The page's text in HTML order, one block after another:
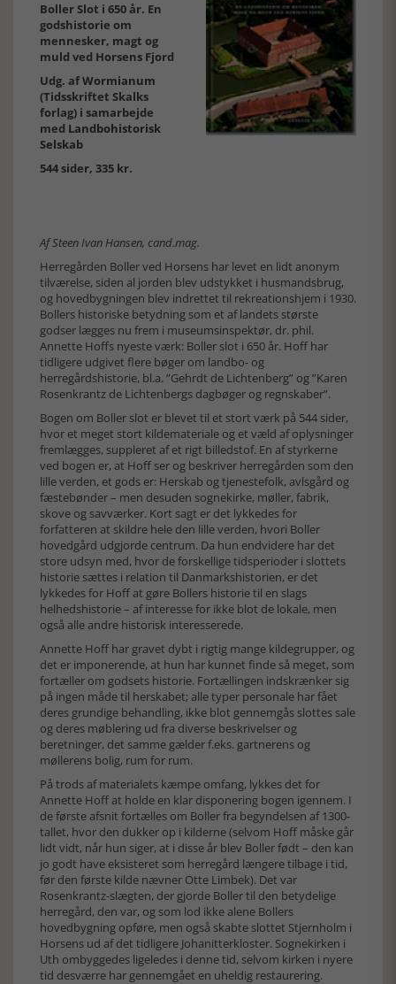
Boller Slot i 650 år. En
godshistorie om
mennesker, magt og
muld ved Horsens Fjord
Udg. afWormianum
(Tidsskriftet Skalks
forlag) i samarbejde
med Landbohistorisk
Selskab
544 sider, 335 kr.
Af Steen Ivan Hansen, cand.mag.
Herregården Boller ved Horsens har levet en lidt anonym
tilværelse, siden al jorden blev udstykket i husmandsbrug,
og hovedbygningen blev indrettet til rekreationshjem i 1930.
Bollers historiske betydning som et af landets største
godser lægges nu frem i museumsinspektør, dr. phil.
Annette Hoffs nyeste værk: Boller slot i 650 år. Hoff har
tidligere udgivet flere bøger om landbo- og
herregårdshistorie, bl.a. ”Gehrdt de Lichtenberg” og ”Karen
Rosenkrantz de Lichtenbergs dagbøger og regnskaber”.
Bogen om Boller slot er blevet til et stort værk på 544 sider,
hvor et meget stort kildemateriale og et væld af oplysninger
fremlægges, suppleret af et rigt billedstof. En af styrkerne
ved bogen er, at Hoff ser og beskriver herregården som den
lille verden, et gods er: Herskab og tjenestefolk, avlsgård og
fæstebønder – men desuden sognekirke, møller, fabrik,
skove og savværker. Kort sagt er det lykkedes for
forfatteren at skildre hele den lille verden, hvori Boller
hovedgård udgjorde centrum. Da hun endvidere har det
store udsyn med, hvor de forskellige tidsperioder i slottets
historie sættes i relation til Danmarkshistorien, er det
lykkedes for Hoff at gøre Bollers historie til en slags
helhedshistorie – af interesse for ikke blot de lokale, men
også alle andre historisk interesserede.
Annette Hoff har gravet dybt i rigtig mange kildegrupper, og
det er imponerende, at hun har kunnet finde så meget, som
fortæller om godsets historie. Fortællingen indskrænker sig
på ingen måde til herskabet; alle typer personale har fået
deres grundige behandling, ikke blot gennemgås slottes sale
og deres møblering ud fra diverse beskrivelser og
beretninger, det samme gælder f.eks. gartnerens og
møllerens bolig, rum for rum.
På trods af materialets kæmpe omfang, lykkes det for
Annette Hoff at holde en klar disponering bogen igennem. I
de første afsnit fortælles om Boller fra begyndelsen af 1300-
tallet, hvor den dukker op i kilderne (selvom Hoff måske går
lidt vidt, når hun siger, at i disse år blev Boller født – den kan
jo godt have eksisteret som herregård længere tilbage i tid,
før den første kilde nævner Otte Limbek). Det var
Rosenkrantz-slægten, der gjorde Boller til den betydelige
herregård, den var, og som lod ikke alene Bollers
hovedbygning opføre, men også skabte slottet Stjernholm i
Horsens ud af det tidligere Johanitterkloster. Sognekirken i
Uth ombyggedes ligeledes i denne tid, selvom kirken i nyere
tid desværre har gennemgået en uheldig restaurering.